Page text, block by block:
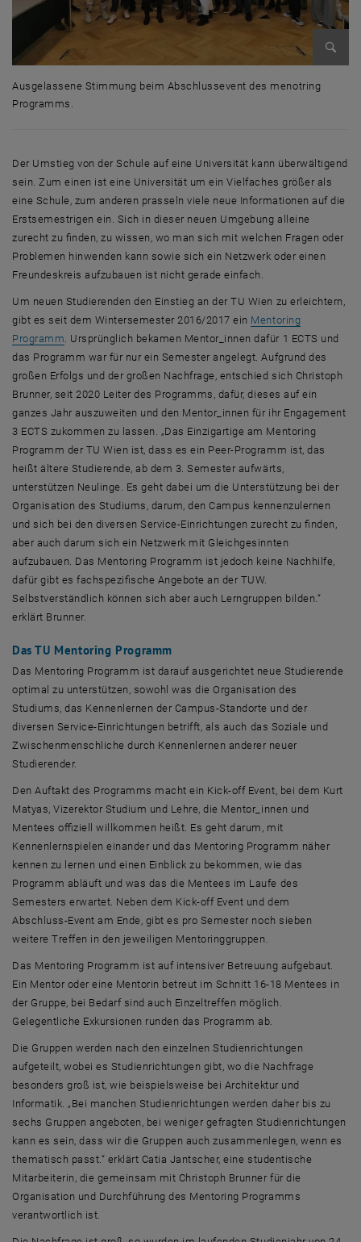
Ausgelassene Stimmung beim Abschlussevent des menotring
Programms.
Der Umstieg von der Schule auf eine Universität kann überwältigend
sein. Zum einen ist eine Universität um ein Vielfaches größer als
eine Schule, zum anderen prasseln viele neue Informationen auf die
Erstsemestrigen ein. Sich in dieser neuen Umgebung alleine
zurecht zu finden, zu wissen, wo man sich mit welchen Fragen oder
Problemen hinwenden kann sowie sich ein Netzwerk oder einen
Freundeskreis aufzubauen ist nicht gerade einfach.
Um neuen Studierenden den Einstieg an der TU Wien zu erleichtern,
gibt es seit dem Wintersemester 2016/2017 ein Mentoring
Programm , öffnet eine externe URL in einem neuen Fenster
. Ursprünglich bekamen Mentor_innen dafür 1 ECTS und
das Programm war für nur ein Semester angelegt. Aufgrund des
großen Erfolgs und der großen Nachfrage, entschied sich Christoph
Brunner, seit 2020 Leiter des Programms, dafür, dieses auf ein
ganzes Jahr auszuweiten und den Mentor_innen für ihr Engagement
3 ECTS zukommen zu lassen. „Das Einzigartige am Mentoring
Programm der TU Wien ist, dass es ein Peer-Programm ist, das
heißt ältere Studierende, ab dem 3. Semester aufwärts,
unterstützen Neulinge. Es geht dabei um die Unterstützung bei der
Organisation des Studiums, darum, den Campus kennenzulernen
und sich bei den diversenService-Einrichtungen zurecht zu finden,
aber auch darum sich ein Netzwerk mit Gleichgesinnten
aufzubauen. Das Mentoring Programm ist jedoch keine Nachhilfe,
dafür gibt es fachspezifische Angebote an der TUW.
Selbstverständlich können sich aber auch Lerngruppen bilden.“
erklärt Brunner.
Das TU Mentoring Programm
Das Mentoring Programm ist darauf ausgerichtet neue Studierende
optimal zu unterstützen, sowohl was die Organisation des
Studiums, das Kennenlernen der Campus-Standorte und der
diversen Service-Einrichtungen betrifft, als auch das Soziale und
Zwischenmenschliche durch Kennenlernen anderer neuer
Studierender.
Den Auftakt des Programms macht ein Kick-off Event , bei dem Kurt
Matyas, Vizerektor Studium und Lehre, die Mentor_innen und
Mentees offiziell willkommen heißt. Es geht darum, mit
Kennenlernspielen einander und das Mentoring Programm näher
kennen zu lernen und einen Einblick zu bekommen, wie das
Programm abläuft und was das die Mentees im Laufe des
Semesters erwartet. Neben dem Kick-off Event und dem
Abschluss-Event am Ende, gibt es pro Semester noch sieben
weitere Treffen in den jeweiligen Mentoringgruppen.
Das Mentoring Programm ist auf intensiver Betreuung aufgebaut.
Ein Mentor oder eine Mentorin betreut im Schnitt 16-18 Mentees in
der Gruppe, bei Bedarf sind auch Einzeltreffen möglich.
Gelegentliche Exkursionen runden das Programm ab.
Die Gruppen werden nach den einzelnen Studienrichtungen
aufgeteilt, wobei es Studienrichtungen gibt, wo die Nachfrage
besonders groß ist, wie beispielsweise bei Architektur und
Informatik. „Bei manchen Studienrichtungen werden daher bis zu
sechs Gruppen angeboten, bei weniger gefragten Studienrichtungen
kann es sein, dass wir die Gruppen auch zusammenlegen, wenn es
thematisch passt.“ erklärt Catia Jantscher, eine studentische
Mitarbeiterin, die gemeinsam mit Christoph Brunner für die
Organisation und Durchführung des Mentoring Programms
verantwortlich ist.